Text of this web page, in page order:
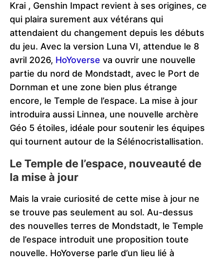
Krai , Genshin Impact revient à ses origines, ce
qui plaira surement aux vétérans qui
attendaient du changement depuis les débuts
du jeu. Avec la version Luna VI, attendue le 8
avril 2026, HoYoverse va ouvrir une nouvelle
partie du nord de Mondstadt, avec le Port de
Dornman et une zone bien plus étrange
encore, le Temple de l’espace. La mise à jour
introduira aussi Linnea, une nouvelle archère
Géo 5 étoiles, idéale pour soutenir les équipes
qui tournent autour de la Sélénocristallisation.
Le Temple de l’espace, nouveauté de
la mise à jour
Mais la vraie curiosité de cette mise à jour ne
se trouve pas seulement au sol. Au-dessus
des nouvelles terres de Mondstadt, le Temple
de l’espace introduit une proposition toute
nouvelle. HoYoverse parle d’un lieu lié à